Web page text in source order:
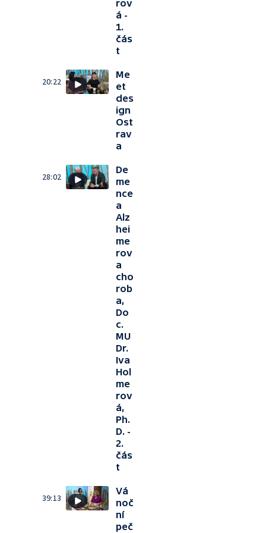
rov
á -
1.
čás
t
20:22
Me
et
des
ign
Ost
rav
a
28:02
De
me
nce
a
Alz
hei
me
rov
a
cho
rob
a,
Do
c.
MU
Dr.
Iva
Hol
me
rov
á,
Ph.
D. -
2.
čás
t
39:13
Vá
noč
ní
peč